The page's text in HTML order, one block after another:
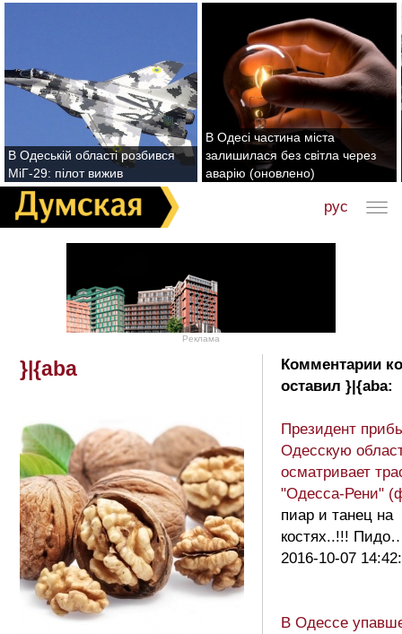
В Одеській області розбився
МіГ-29: пілот вижив
В Одесі частина міста
залишилася без світла через
аварію (оновлено)
рус
Реклама
}|{aba
Комментарии
оставил }|{aba:
Президент
Одесскую
осматривает
"Одесса-Рени"
пиар и танец на
костях..!!!
2016-10-07
В Одессе